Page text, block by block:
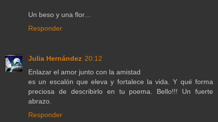
Un beso y una flor…
Responder
Julia Hernández 20:12
Enlazar el amor junto con la amistad
es un escalón que eleva y fortalece la vida. Y qué forma
preciosa de describirlo en tu poema. Bello!!! Un fuerte
abrazo.
Responder